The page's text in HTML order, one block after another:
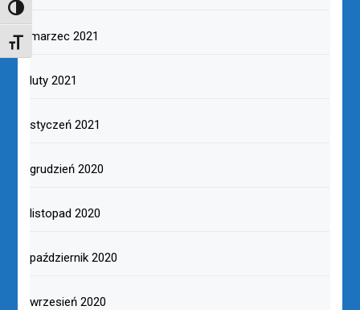
TOGGLE HIGH CONTRAST
TOGGLE FONT SIZE
marzec 2021
luty 2021
styczeń 2021
grudzień 2020
listopad 2020
październik 2020
wrzesień 2020